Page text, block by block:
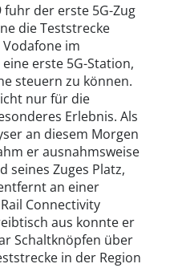
fuhr der erste 5G-Zug
die Teststrecke
im
erste 5G-Station,
steuern zu können.
nur für die
Erlebnis. Als
an diesem Morgen
er ausnahmsweise
seines Zuges Platz,
an einer
Connectivity
aus konnte er
Schaltknöpfen über
in der Region